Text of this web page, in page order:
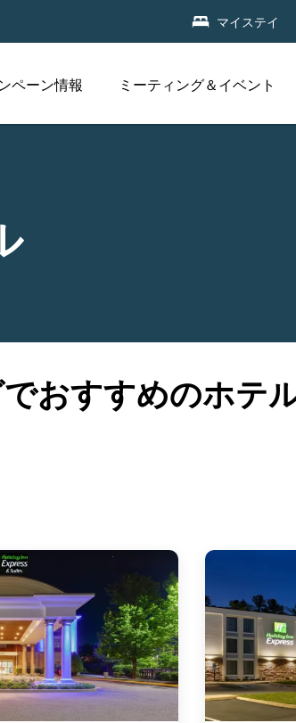
マイステイ
ペーン情報 ミーティング＆イベント
おすすめのホテ